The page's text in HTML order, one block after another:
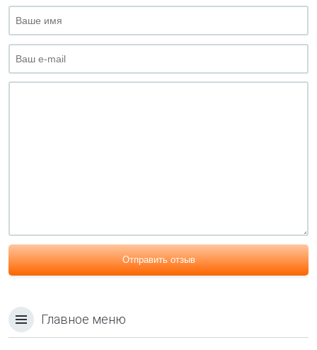
Отправить отзыв
Главное меню